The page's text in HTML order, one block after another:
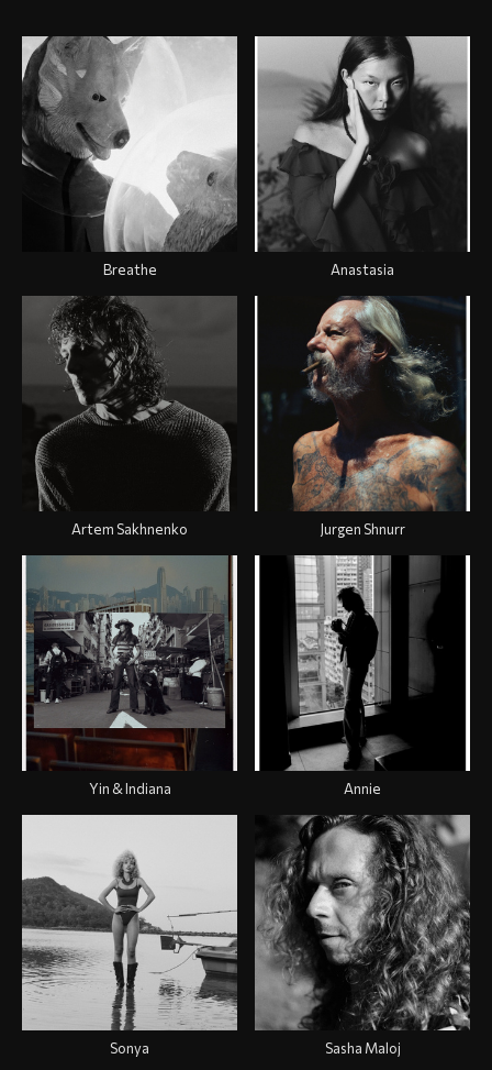
Breathe Anastasia
Artem Sakhnenko Jurgen Shnurr
Yin & Indiana Annie
Sonya Sasha Maloj